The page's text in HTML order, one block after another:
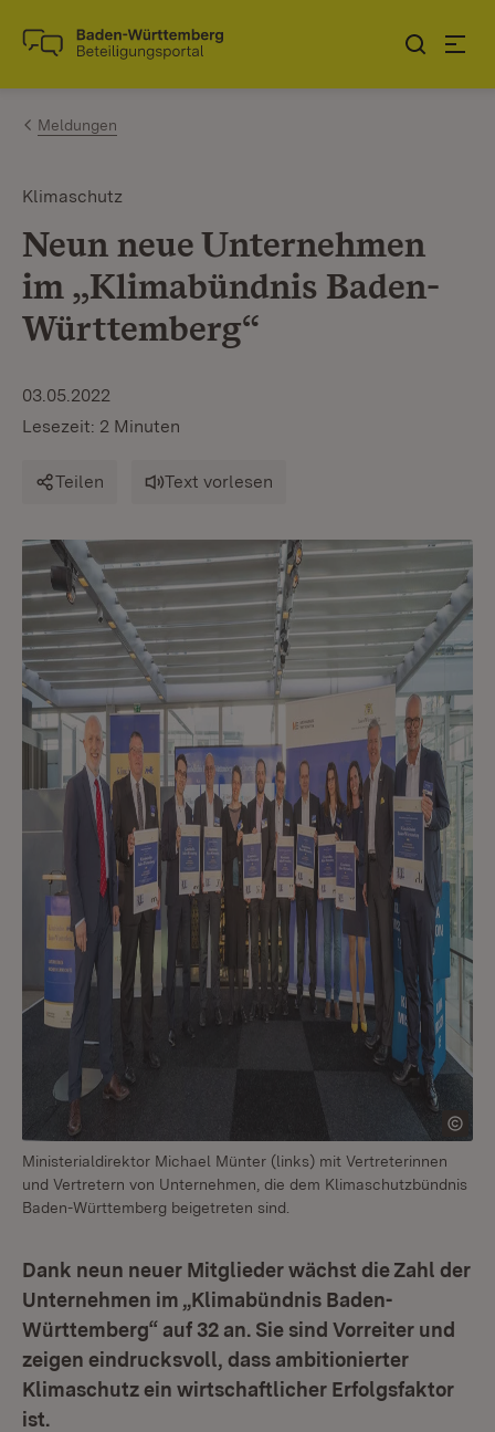
Zum Inhalt springen
Link zur Startseite
Meldungen
Klimaschutz
Neun neue Unternehmen
im „Klimabündnis Baden-
Württemberg“
03.05.2022
Lesezeit: 2 Minuten
Teilen Text vorlesen
Ministerialdirektor Michael Münter (links) mit Vertreterinnen
und Vertretern von Unternehmen, die dem Klimaschutzbündnis
Baden-Württemberg beigetreten sind.
Dank neun neuer Mitglieder wächst die Zahl der
Unternehmen im „Klimabündnis Baden-
Württemberg“ auf 32 an. Sie sind Vorreiter und
zeigen eindrucksvoll, dass ambitionierter
Klimaschutz ein wirtschaftlicher Erfolgsfaktor
ist.